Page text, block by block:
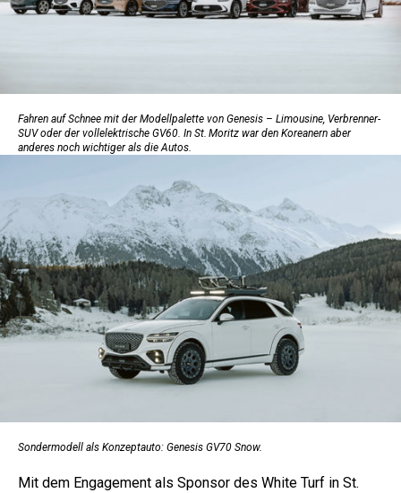
Fahren auf Schnee mit der Modellpalette von Genesis – Limousine, Verbrenner-
SUV oder der vollelektrische GV60. In St. Moritz war den Koreanern aber
anderes noch wichtiger als die Autos.
Sondermodell als Konzeptauto: Genesis GV70 Snow.
Mit dem Engagement als Sponsor des White Turf in St.